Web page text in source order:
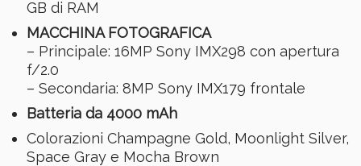
GB di RAM
MACCHINA FOTOGRAFICA
– Principale: 16MP Sony IMX298 con apertura
f/2.0
– Secondaria: 8MP Sony IMX179 frontale
Batteria da 4000 mAh
Colorazioni Champagne Gold, Moonlight Silver,
Space Gray e Mocha Brown